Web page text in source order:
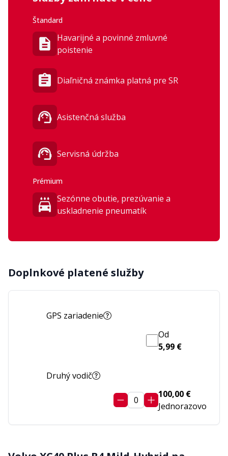
19-palcové disky z ľahkej zliatiny
Štandard
Havarijné a povinné zmluvné
poistenie
Diaľničná známka platná pre SR
Asistenčná služba
Servisná údržba
Prémium
Sezónne obutie, prezúvanie a
uskladnenie pneumatík
Doplnkové platené služby
GPS zariadenie
Od
5,99 €
Druhý vodič
0
100,00 €
Jednorazovo